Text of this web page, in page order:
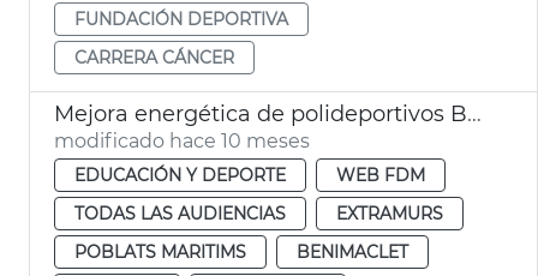
FUNDACIÓN DEPORTIVA
CARRERA CÁNCER
Mejora energética de polideportivos Beteró, Estadi del Turia y Benimaclet
modificado hace 10 meses
EDUCACIÓN Y DEPORTE
WEB FDM
TODAS LAS AUDIENCIAS
EXTRAMURS
POBLATS MARITIMS
BENIMACLET